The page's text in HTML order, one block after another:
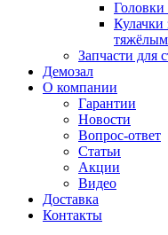
Головки
Запчасти для
Демозал
О компании
Гарантии
Новости
Вопрос-ответ
Статьи
Акции
Видео
Доставка
Контакты